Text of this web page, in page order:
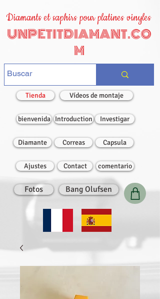
Diamants et saphirs pour platines vinyles
UNPETITDIAMANT.CO
M
Tienda Vídeos de montaje
bienvenida Introduction Investigar
Diamante Correas Capsula
Ajustes Contact comentario
Fotos Bang Olufsen